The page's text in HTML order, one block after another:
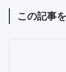
この記事